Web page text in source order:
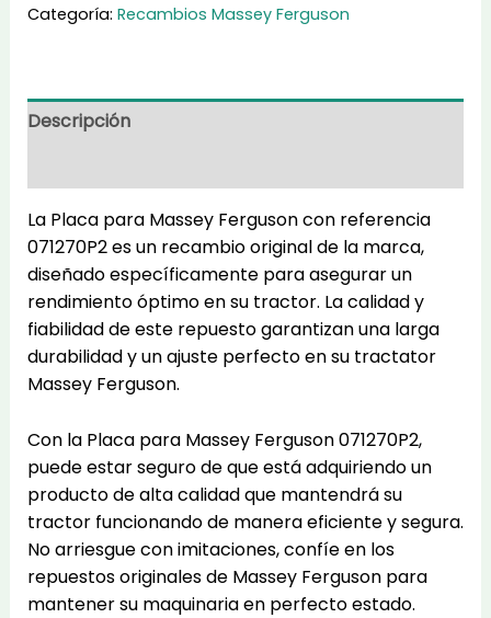
Categoría: Recambios Massey Ferguson
Descripción
La Placa para Massey Ferguson con referencia
071270P2 es un recambio original de la marca,
diseñado específicamente para asegurar un
rendimiento óptimo en su tractor. La calidad y
fiabilidad de este repuesto garantizan una larga
durabilidad y un ajuste perfecto en su tractator
Massey Ferguson.
Con la Placa para Massey Ferguson 071270P2,
puede estar seguro de que está adquiriendo un
producto de alta calidad que mantendrá su
tractor funcionando de manera eficiente y segura.
No arriesgue con imitaciones, confíe en los
repuestos originales de Massey Ferguson para
mantener su maquinaria en perfecto estado.